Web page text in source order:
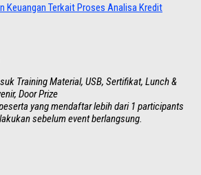
Keuangan Terkait Proses Analisa Kredit
Training Material, USB, Sertifikat, Lunch &
Door Prize
yang mendaftar lebih dari 1 participants
sebelum event berlangsung.